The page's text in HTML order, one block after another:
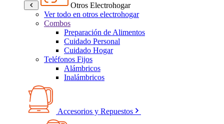
Otros Electrohogar
Ver todo en otros electrohogar
Combos
Preparación de Alimentos
Cuidado Personal
Cuidado Hogar
Teléfonos Fijos
Alámbricos
Inalámbricos
Accesorios y Repuestos